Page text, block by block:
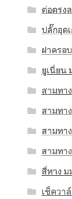
ต่อตรง
ปลั๊กอุด
ฝาครอ
ยูเนี่ยน
สามทา
สามทา
สามทา
สามทา
สี่ทาง ม
เช็ควา